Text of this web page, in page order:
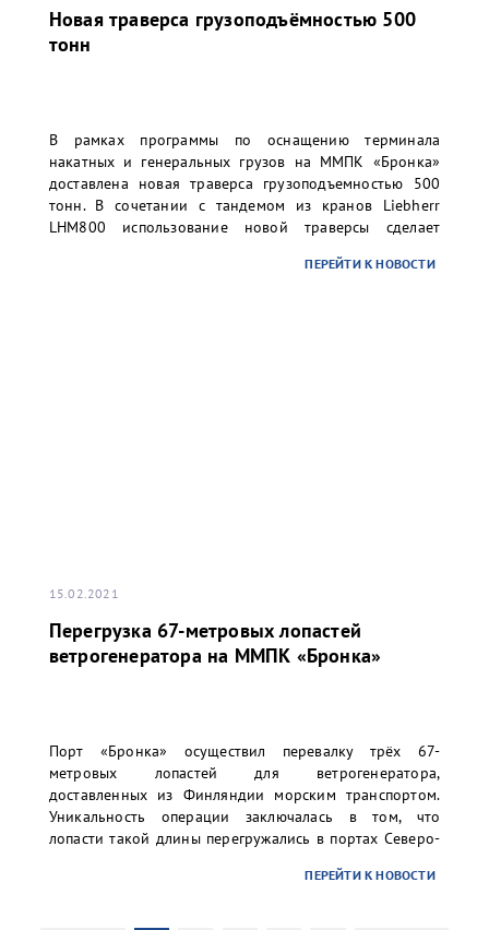
Новая траверса грузоподъёмностью 500
тонн
В рамках программы по оснащению терминала
накатных и генеральных грузов на ММПК «Бронка»
доставлена новая траверса грузоподъемностью 500
тонн. В сочетании с тандемом из кранов Liebherr
LHM800 использование новой траверсы сделает
грузовых единиц весом до 500 тонн, что особенно
ПЕРЕЙТИ К НОВОСТИ
15.02.2021
Перегрузка 67-метровых лопастей
ветрогенератора на ММПК «Бронка»
Порт «Бронка» осуществил перевалку трёх 67-
метровых лопастей для ветрогенератора,
доставленных из Финляндии морским транспортом.
Уникальность операции заключалась в том, что
лопасти такой длины перегружались в портах Северо-
ПЕРЕЙТИ К НОВОСТИ